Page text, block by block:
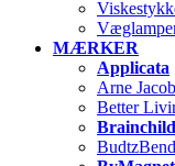
MÆRKER
Applicata
Arne
Better
Brainchild